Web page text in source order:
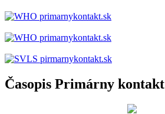
Časopis Primárny kontakt